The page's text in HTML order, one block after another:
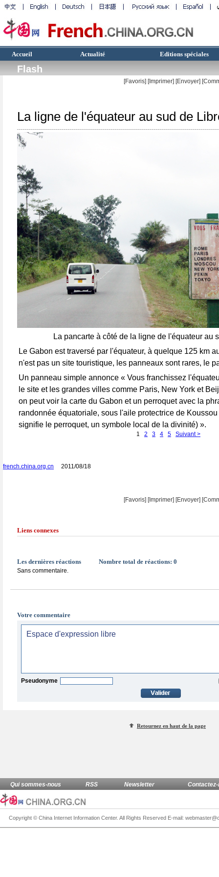
Accueil Actualité Editions spéciales
Flash
[Favoris] [Imprimer] [Envoyer]
La ligne de l'équateur au sud de
La pancarte à côté de la ligne de l'équateur au
Le Gabon est traversé par l'équateur, à quelque 125 km
n'est pas un site touristique, les panneaux sont rares, le
Un panneau simple annonce « Vous franchissez
le site et les grandes villes comme Paris, New York et
on peut voir la carte du Gabon et un perroquet avec la
randonnée équatoriale, sous l'aile protectrice de
signifie le perroquet, un symbole local de la divinité) ».
1 2 3 4 5 Suivant >
french.china.org.cn 2011/08/18
[Favoris] [Imprimer] [Envoyer]
Liens connexes
Les dernières réactions Nombre total de réactions: 0
Sans commentaire.
Votre commentaire
Pseudonyme
Retournez en haut de la page